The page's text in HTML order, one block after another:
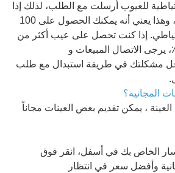
للعيوب أرسلت مع الطلب، لذلك إذا
إذا كنت تحصل على عيب أكثر من
مشكلتك في طريقة استبدال مع طلب
المجانية؟
، يمكن تقديم بعض العينات مجاناً
الخاص بك في أسفل، انقر فوق
وأفضل سعر في انتظار